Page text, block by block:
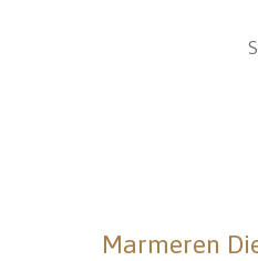
Marmeren